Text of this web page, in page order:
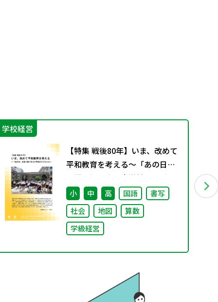
学校経営
【特集 戦後80年】いま、改めて
平和教育を考える〜「あの日」
を語り継ぐ本川小学校の子ども
たち〜
小 中 高 国語
書写
社会
地図
算数
学級経営